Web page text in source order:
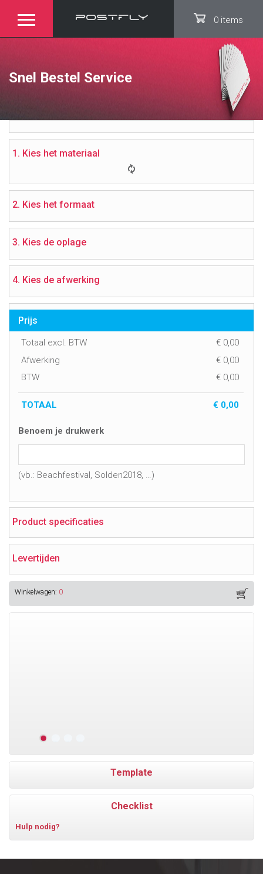
0 items
Snel Bestel Service
1. Kies het materiaal
2. Kies het formaat
3. Kies de oplage
4. Kies de afwerking
Prijs
Totaal excl. BTW € 0,00
Afwerking
€ 0,00
BTW
€ 0,00
TOTAAL € 0,00
Benoem je drukwerk
(vb.: Beachfestival, Solden2018, …)
Product specificaties
Levertijden
Winkelwagen: 0
Template
Checklist
Hulp nodig?